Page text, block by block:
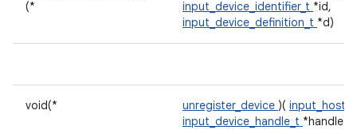
(*
input_device_identifier_t *id,
input_device_definition_t *d)
void(* unregister_device )(
input_device_handle_t *handle)